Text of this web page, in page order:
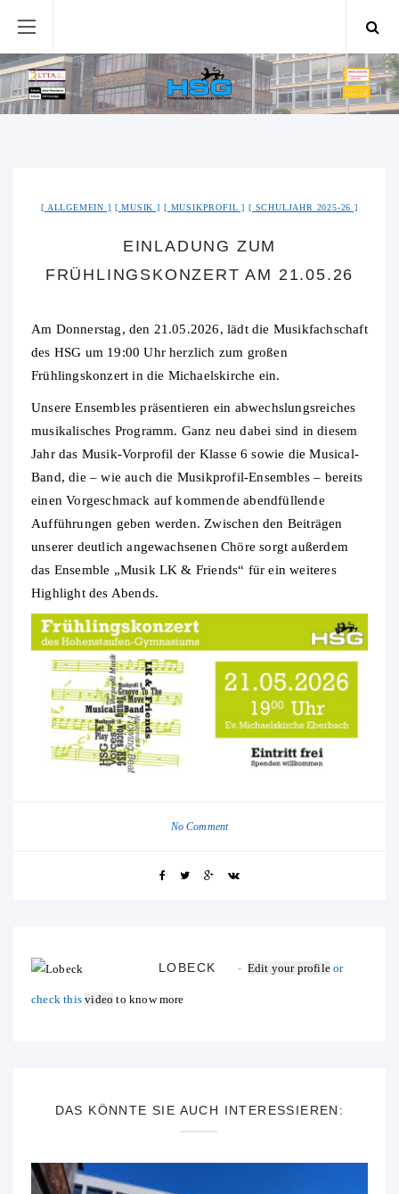
ALLGEMEIN MUSIK MUSIKPROFIL SCHULJAHR 2025-26
EINLADUNG ZUM
FRÜHLINGSKONZERT AM 21.05.26
Am Donnerstag, den 21.05.2026, lädt die Musikfachschaft
des HSG um 19:00 Uhr herzlich zum großen
Frühlingskonzert in die Michaelskirche ein.
Unsere Ensembles präsentieren ein abwechslungsreiches
musikalisches Programm. Ganz neu dabei sind in diesem
Jahr das Musik-Vorprofil der Klasse 6 sowie die Musical-
Band, die – wie auch die Musikprofil-Ensembles – bereits
einen Vorgeschmack auf kommende abendfüllende
Aufführungen geben werden. Zwischen den Beiträgen
unserer deutlich angewachsenen Chöre sorgt außerdem
das Ensemble „Musik LK & Friends“ für ein weiteres
Highlight des Abends.
No Comment
LOBECK Edit your profileor
check thisvideo to know more
DAS KÖNNTE SIE AUCH INTERESSIEREN: